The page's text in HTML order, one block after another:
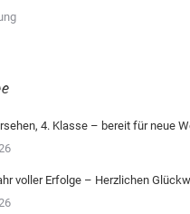
4. Klasse – bereit für neue
voller Erfolge – Herzlichen